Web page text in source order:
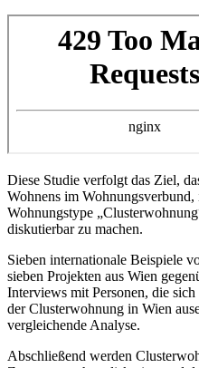
Diese Studie verfolgt das Ziel,
Wohnens im Wohnungsverbund,
Wohnungstype
diskutierbar zu machen.
Sieben internationale Beispiele
sieben Projekten aus Wien
Interviews mit Personen, die
der Clusterwohnung in Wien
vergleichende Analyse.
Abschließend werden